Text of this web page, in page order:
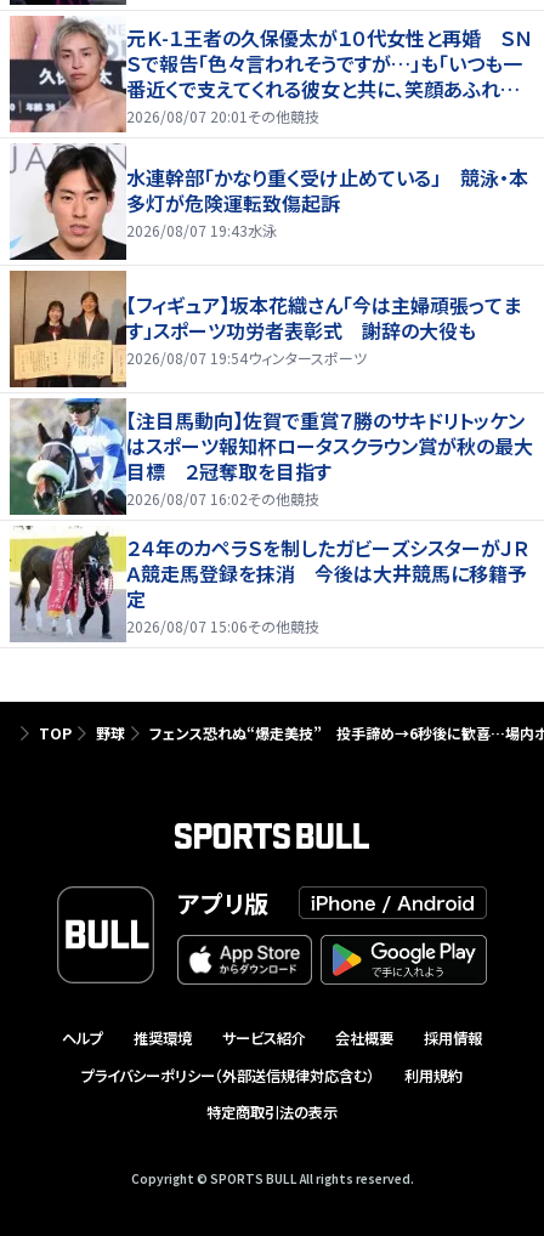
元Ｋ-１王者の久保優太が１０代女性と再婚 ＳＮ
Ｓで報告「色々言われそうですが…」も「いつも一
番近くで支えてくれる彼女と共に、笑顔あふれる
家庭を築いていきたい」
2026/08/07 20:01 その他競技
水連幹部「かなり重く受け止めている」 競泳・本
多灯が危険運転致傷起訴
2026/08/07 19:43水泳
【フィギュア】坂本花織さん「今は主婦頑張ってま
す」スポーツ功労者表彰式 謝辞の大役も
2026/08/07 19:54ウィンタースポーツ
【注目馬動向】佐賀で重賞７勝のサキドリトッケン
はスポーツ報知杯ロータスクラウン賞が秋の最大
目標 ２冠奪取を目指す
2026/08/07 16:02その他競技
２４年のカペラＳを制したガビーズシスターがＪＲ
Ａ競走馬登録を抹消 今後は大井競馬に移籍予
定
2026/08/07 15:06その他競技
TOP 野球 フェンス恐れぬ“爆走美技” 投手諦め→6秒後に歓喜…場内ボ
アプリ版
ヘルプ 推奨環境 サービス紹介 会社概要
採用情報
プライバシーポリシー（外部送信規律対応含む）
利用規約
特定商取引法の表示
Copyright © SPORTS BULL All rights reserved.